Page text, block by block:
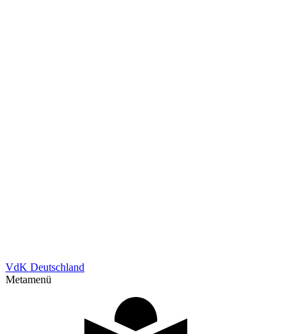
VdK Deutschland
Metamenü